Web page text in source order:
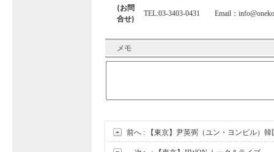
{お問
合せ}
TEL:03-3403-0431 Email：
メモ
前へ : 【東京】尹英弼（ユン・ヨンピル）